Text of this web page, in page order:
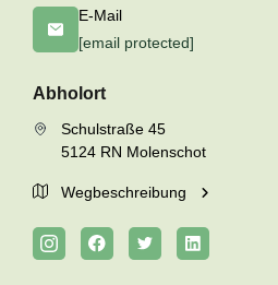
E-Mail
[email protected]
Abholort
Schulstraße 45
5124 RN Molenschot
Wegbeschreibung